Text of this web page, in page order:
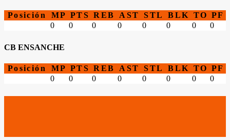
Posición MP PTS REB AST STL BLK TO PF
0
0 0 0 0 0 0 0
CB ENSANCHE
Posición MP PTS REB AST STL BLK TO PF
0
0 0 0 0 0 0 0